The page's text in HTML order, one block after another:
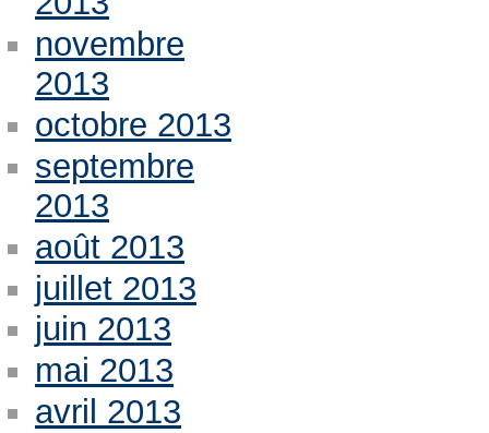
novembre
2013
octobre 2013
septembre
2013
août 2013
juillet 2013
juin 2013
mai 2013
avril 2013